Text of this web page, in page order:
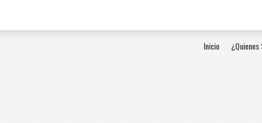
Inicio